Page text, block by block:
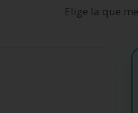
Elige la que